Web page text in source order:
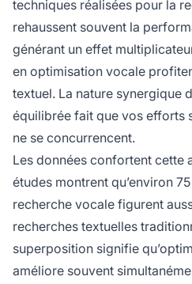
techniques réalisées pour la
rehaussent souvent la
générant un effet
en optimisation vocale
textuel. La nature synergique
équilibrée fait que vos efforts
ne se concurrencent.
Les données confortent cette
études montrent qu’environ
recherche vocale figurent
recherches textuelles
superposition signifie
améliore souvent